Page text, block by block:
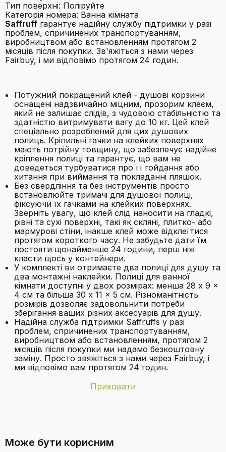
Тип поверхні: Поліруйте
Категорія номера: Ванна кімната
Saffruff гарантує надійну службу підтримки у разі
проблем, спричинених транспортуванням,
виробництвом або встановленням протягом 2
місяців після покупки. Зв'яжіться з нами через
Fairbuy, і ми відповімо протягом 24 годин.
Потужний покращений клей - душові корзини
оснащені надзвичайно міцним, прозорим клеєм,
який не залишає слідів, з чудовою стабільністю та
здатністю витримувати вагу до 10 кг. Цей клей
спеціально розроблений для цих душових
полиць. Кріпильні гачки на клейких поверхнях
мають потрійну товщину, що забезпечує надійне
кріплення полиці та гарантує, що вам не
доведеться турбуватися про її гойдання або
хитання при виймання та покладанні пляшок.
Без свердління та без інструментів просто
встановлюйте тримачі для душової полиці,
фіксуючи їх гачками на клейких поверхнях.
Зверніть увагу, що клей слід наносити на гладкі,
рівні та сухі поверхні, такі як скляні, плитко- або
мармурові стіни, інакше клей може відклеїтися
протягом короткого часу. Не забудьте дати їм
постояти щонайменше 24 години, перш ніж
класти щось у контейнери.
У комплекті ви отримаєте два полиці для душу та
два монтажні наклейки. Полиці для ванної
кімнати доступні у двох розмірах: менша 28 x 9 x
4 см та більша 30 x 11 x 5 см. Різноманітність
розмірів дозволяє задовольнити потреби
зберігання ваших різних аксесуарів для душу.
Надійна служба підтримки Saffruffs у разі
проблем, спричинених транспортуванням,
виробництвом або встановленням, протягом 2
місяців після покупки ми надамо безкоштовну
заміну. Просто звяжіться з нами через Fairbuy, і
ми відповімо вам протягом 24 годин.
Приховати
Вміння 10 кілограм
Може бути корисним